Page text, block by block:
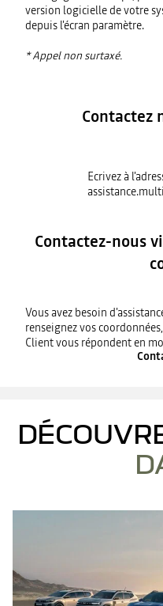
version logicielle de votre
depuis l'écran paramètre.
* Appel non surtaxé.
Contactez
Ecrivez à
Contactez-nous
Vous avez besoin
renseignez vos
Client vous répondent en